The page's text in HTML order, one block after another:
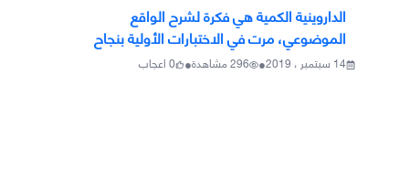
الداروينية الكمية هي فكرة لشرح الواقع
الموضوعي، مرت في الاختبارات الأولية بنجاح
14 سبتمبر ، 2019 •
296مشاهدة•
0اعجاب